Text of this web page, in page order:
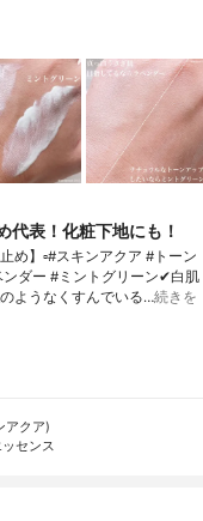
代表！化粧下地にも！
め】▫️#スキンアクア #トーン
ダー #ミントグリーン✔白肌
ようなくすんでいる…続きを
アクア)
ッセンス